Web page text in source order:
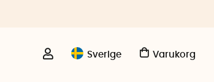
Sverige Varukorg